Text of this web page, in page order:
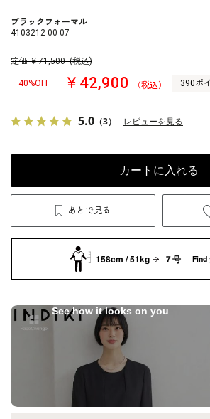
ブラックフォーマル
4103212-00-07
定価 ￥71,500 (税込)
40%OFF ￥42,900 （税込） 390ポ
5.0 （3） レビューを見る
カートに入れる
あとで見る
158cm / 51kg ７号 Find
See how it looks on you